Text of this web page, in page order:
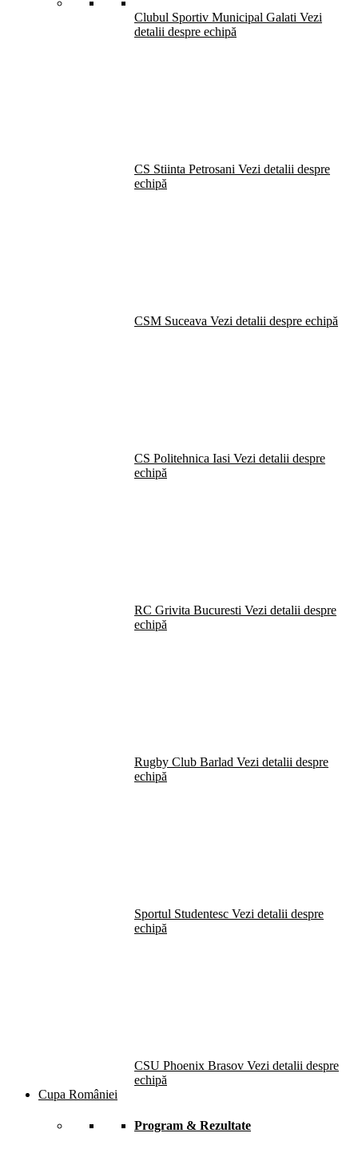
Clubul Sportiv Municipal Galati Vezi
detalii despre echipă
CS Stiinta Petrosani Vezi detalii despre
echipă
CSM Suceava Vezi detalii despre echipă
CS Politehnica Iasi Vezi detalii despre
echipă
RC Grivita Bucuresti Vezi detalii despre
echipă
Rugby Club Barlad Vezi detalii despre
echipă
Sportul Studentesc Vezi detalii despre
echipă
CSU Phoenix Brasov Vezi detalii despre
echipă
Cupa României
Program & Rezultate